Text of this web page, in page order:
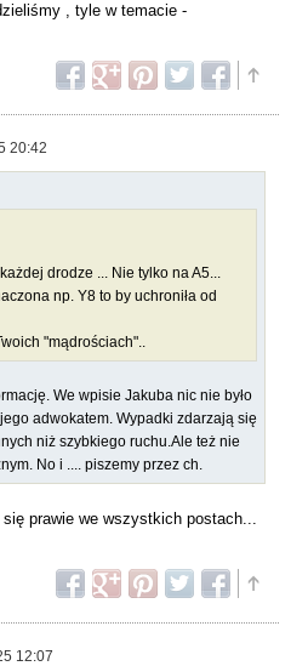
, tyle w temacie -
20:42
drodze ... Nie tylko na A5...
np. Y8 to by uchroniła od
"mądrościach"..
We wpisie Jakuba nic nie było
adwokatem. Wypadki zdarzają się
niż szybkiego ruchu.Ale też nie
No i .... piszemy przez ch.
prawie we wszystkich postach...
12:07